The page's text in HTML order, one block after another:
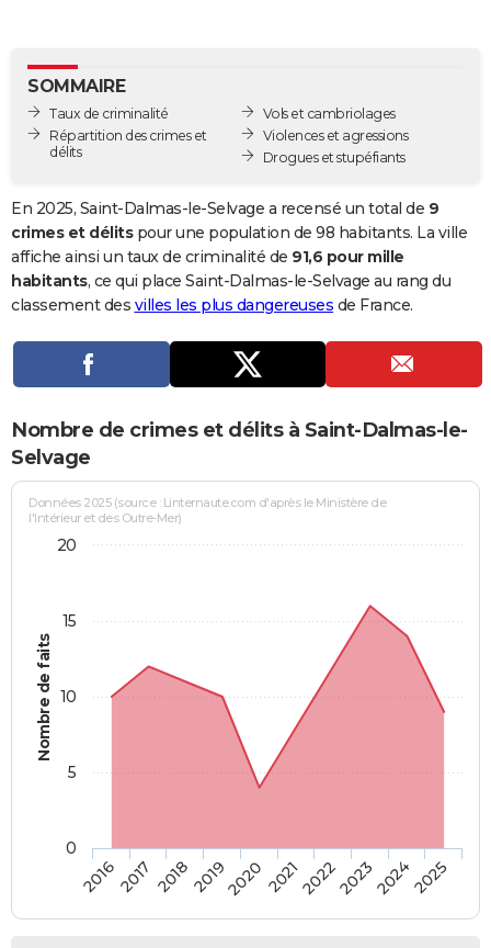
GUIDES D'ACHAT
BONS PLANS
CARTE DE VOEUX
Carte de Noël
Carte Bonne année
Carte Saint-Valentin
Carte Pâques
Carte d'anniversaire
DICTIONNAIRE
Dictionnaire
Biographies
Citations
Expressions
Proverbes
PROGRAMME TV
COPAINS D'AVANT
AVIS DE DÉCÈS
Bricolage
Lifestyle
Culture
Sport
Auto
Television
Voyage
Cinema
SOMMAIRE
Taux de criminalité
Répartition des crimes et
délits
Vols et cambriolages
Violences et agressions
Drogues et stupéfiants
En 2025, Saint-Dalmas-le-Selvage a recensé un total de 9
crimes et délitspour une population de 98 habitants. La ville
affiche ainsi un taux de criminalité de 91,6 pour mille
habitants, ce qui place Saint-Dalmas-le-Selvage au rang du
classement des villes les plus dangereuses de France.
Nombre de crimes et délits à Saint-Dalmas-le-
Selvage
Nombre de faits
Données 2025 (source : Linternaute.com d'après le Ministère de
l'Intérieur et des Outre-Mer)
20162017 20182019202020212022202320242025
0
5
10
15
20